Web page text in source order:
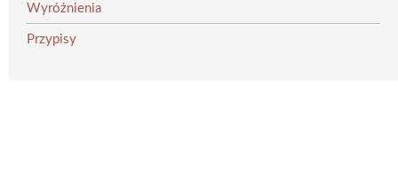
Wyróżnienia
Przypisy